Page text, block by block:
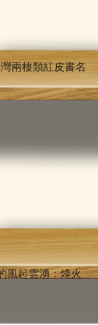
兩棲類紅皮書名
風起雲湧：烽火